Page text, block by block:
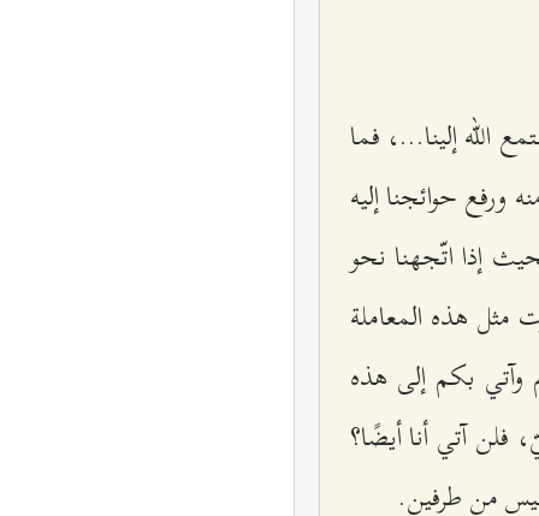
الله إلينا...، فما
ورفع حوائجنا إليه
إذا اتّجهنا نحو
مثل هذه المعاملة
بكم إلى هذه
فلن آتي أنا أيضًا؟
من طرفين.